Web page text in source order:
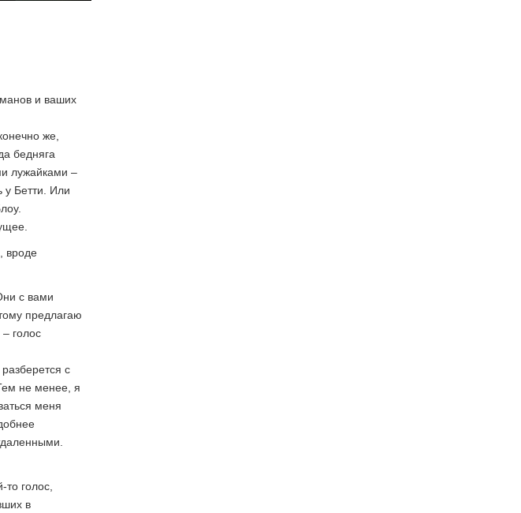
и ваших
же,
бедняга
лужайками –
у Бетти. Или
вроде
с вами
предлагаю
голос
с
не менее, я
меня
голос,
в